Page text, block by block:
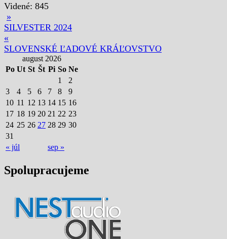
Videné: 845
»
SILVESTER 2024
«
SLOVENSKÉ ĽADOVÉ KRÁĽOVSTVO
august 2026
Po Ut St Št Pi So Ne
« júl sep »
1
2
3
4 5 6 7 8
9
10 11 12 13 14 15 16
17 18 19 20 21 22 23
24 25 26 27 28 29 30
31
Spolupracujeme